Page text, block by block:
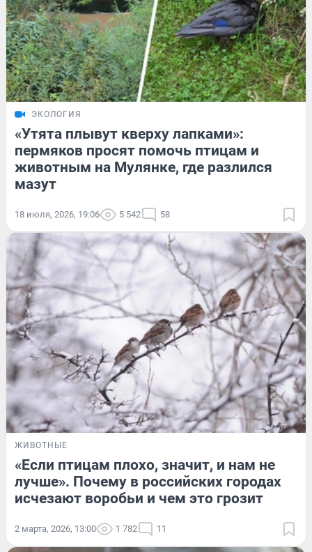
ЭКОЛОГИЯ
«Утята плывут кверху лапками»:
пермяков просят помочь птицам и
животным на Мулянке, где разлился
мазут
18 июля, 2026, 19:06 5 542 58
ЖИВОТНЫЕ
«Если птицам плохо, значит, и нам не
лучше». Почему в российских городах
исчезают воробьи и чем это грозит
2 марта, 2026, 13:00 1 782 11